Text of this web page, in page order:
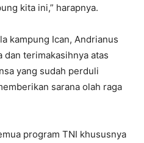
kita ini,” harapnya.
kampung Ican, Andrianus
dan terimakasihnya atas
yang sudah perduli
sarana olah raga
program TNI khususnya